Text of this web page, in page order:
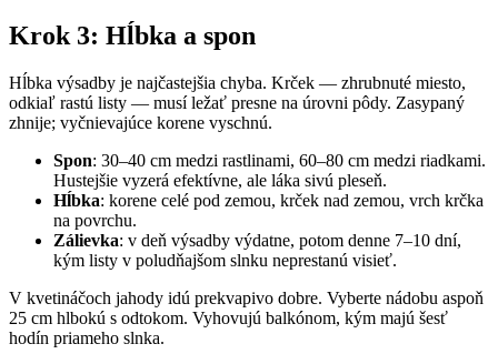
Krok 3: Hĺbka a spon
Hĺbka výsadby je najčastejšia chyba. Krček — zhrubnuté miesto,
odkiaľ rastú listy — musí ležať presne na úrovni pôdy. Zasypaný
zhnije; vyčnievajúce korene vyschnú.
Spon: 30–40 cm medzi rastlinami, 60–80 cm medzi riadkami.
Hustejšie vyzerá efektívne, ale láka sivú pleseň.
Hĺbka: korene celé pod zemou, krček nad zemou, vrch krčka
na povrchu.
Zálievka: v deň výsadby výdatne, potom denne 7–10 dní,
kým listy v poludňajšom slnku neprestanú visieť.
V kvetináčoch jahody idú prekvapivo dobre. Vyberte nádobu aspoň
25 cm hlbokú s odtokom. Vyhovujú balkónom, kým majú šesť
hodín priameho slnka.